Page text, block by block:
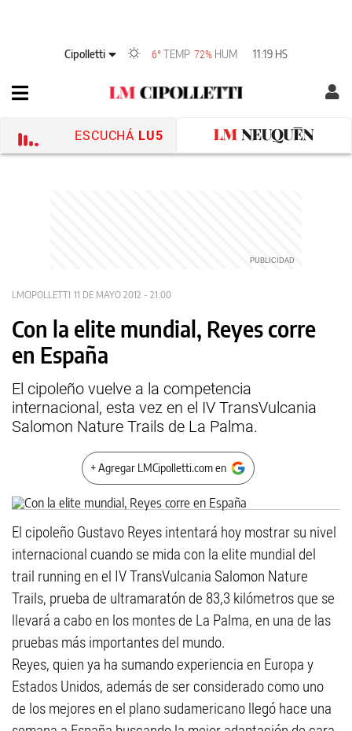
Cipolletti 6°TEMP 72% HUM 11:19 HS
ESCUCHÁ LU5
LMCIPOLLETTI 11 DE MAYO 2012 - 21:00
Con la elite mundial, Reyes corre
en España
El cipoleño vuelve a la competencia
internacional, esta vez en el IV TransVulcania
Salomon Nature Trails de La Palma.
+ Agregar LMCipolletti.com en
El cipoleño Gustavo Reyes intentará hoy mostrar su nivel
internacional cuando se mida con la elite mundial del
trail running en el IV TransVulcania Salomon Nature
Trails, prueba de ultramaratón de 83,3 kilómetros que se
llevará a cabo en los montes de La Palma, en una de las
pruebas más importantes del mundo.
Reyes, quien ya ha sumando experiencia en Europa y
Estados Unidos, además de ser considerado como uno
de los mejores en el plano sudamericano llegó hace una